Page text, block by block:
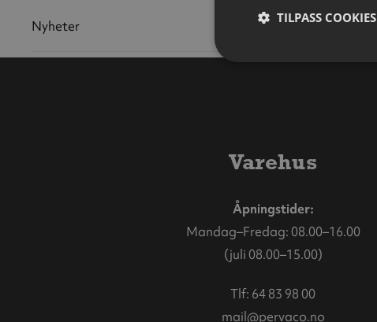
Nyheter
Varehus
Åpningstider:
Mandag–Fredag: 08.00–16.00
(juli 08.00–15.00)
Tlf: 64 83 98 00
mail@pervaco.no
TILPASS COOKIES